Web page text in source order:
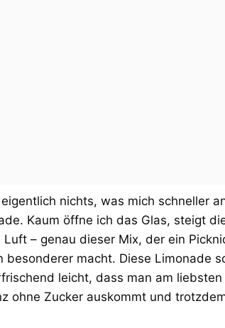
nichts, was mich schneller
Kaum öffne ich das Glas, steigt
– genau dieser Mix, der ein
macht. Diese Limonade
leicht, dass man am liebsten
ohne Zucker auskommt und